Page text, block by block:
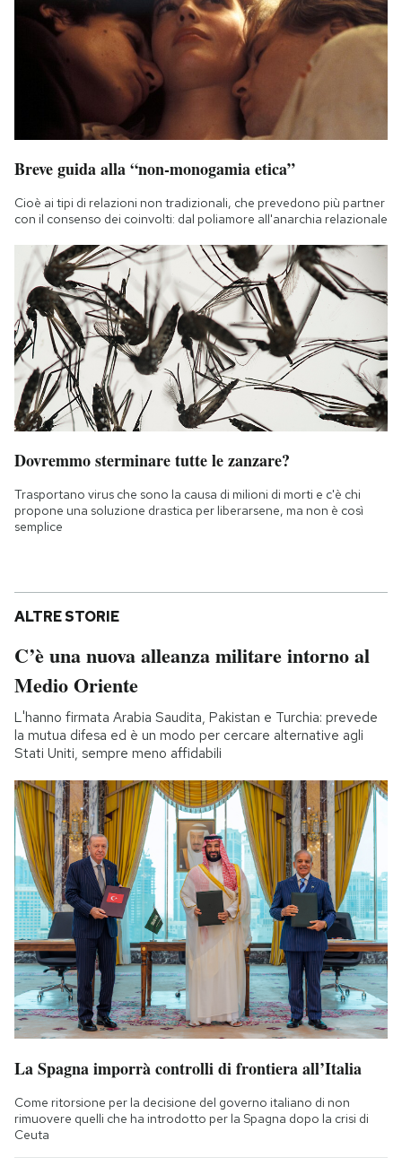
Breve guida alla “non-monogamia etica”
Cioè ai tipi di relazioni non tradizionali, che prevedono più partner
con il consenso dei coinvolti: dal poliamore all'anarchia relazionale
Dovremmo sterminare tutte le zanzare?
Trasportano virus che sono la causa di milioni di morti e c'è chi
propone una soluzione drastica per liberarsene, ma non è così
semplice
ALTRE STORIE
C’è una nuova alleanza militare intorno al
Medio Oriente
L'hanno firmata Arabia Saudita, Pakistan e Turchia: prevede
la mutua difesa ed è un modo per cercare alternative agli
Stati Uniti, sempre meno affidabili
La Spagna imporrà controlli di frontiera all’Italia
Come ritorsione per la decisione del governo italiano di non
rimuovere quelli che ha introdotto per la Spagna dopo la crisi di
Ceuta